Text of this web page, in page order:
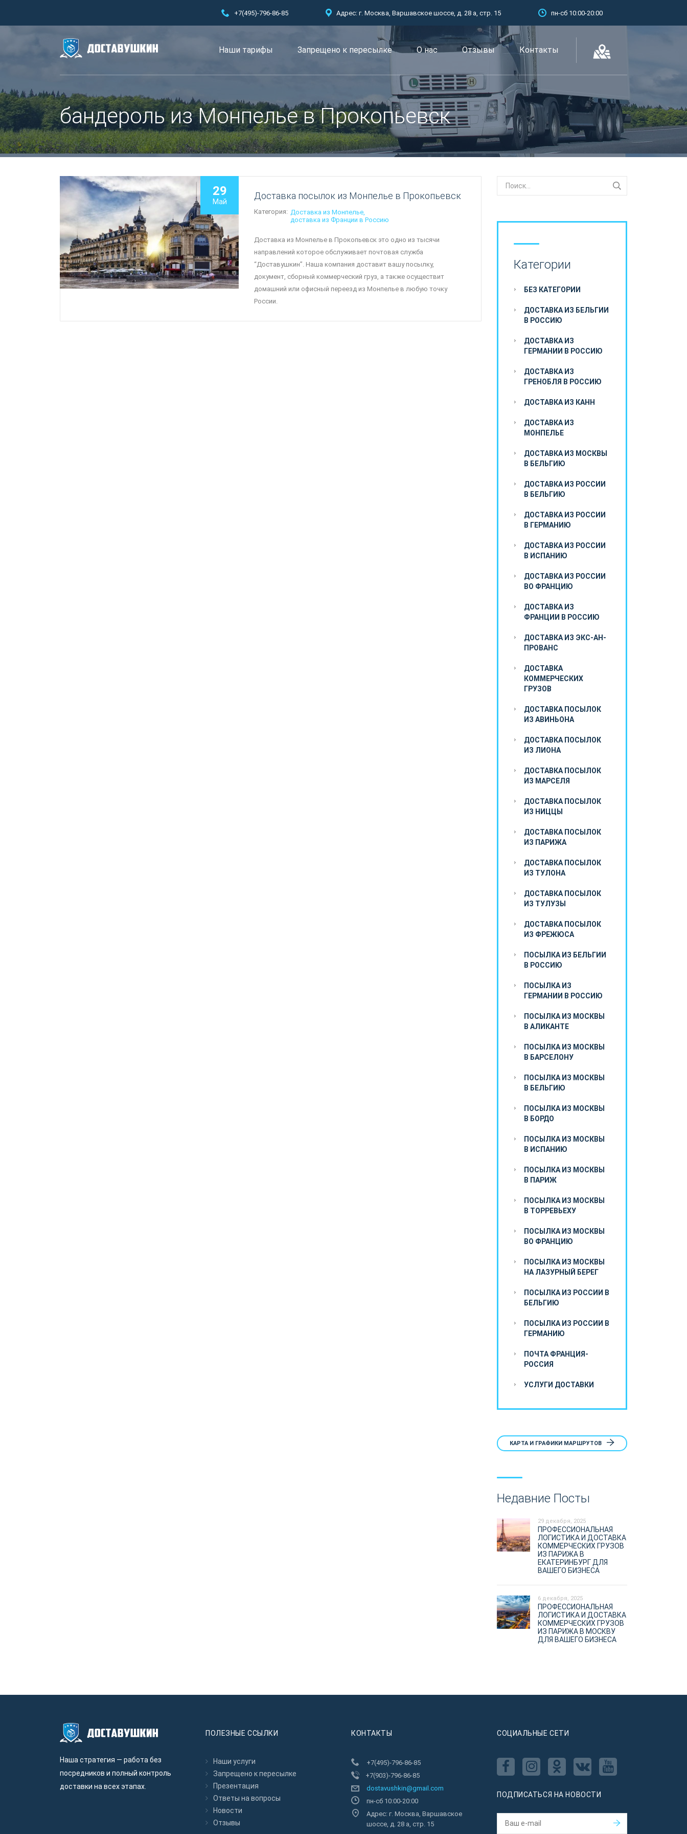
+7(495)-796-86-85 Адрес: г. Москва, Варшавское шоссе, д. 28 а, стр. 15 пн-сб 10:00-20:00
Наши тарифы Запрещено к пересылкe О нас Отзывы Контакты
бандероль из Монпелье в Прокопьевск
29
Май
Доставка посылок из Монпелье в Прокопьевск
Категория: Доставка из Монпелье
доставка из Франции в Россию
Доставка из Монпелье в Прокопьевск это одно из тысячи
направлений которое обслуживает почтовая служба
“Доставушкин”. Наша компания доставит вашу посылку,
документ, сборный коммерческий груз, а также осуществит
домашний или офисный переезд из Монпелье в любую точку
России.
Категории
БЕЗ КАТЕГОРИИ
ДОСТАВКА ИЗ БЕЛЬГИИ
В РОССИЮ
ДОСТАВКА ИЗ
ГЕРМАНИИ В РОССИЮ
ДОСТАВКА ИЗ
ГРЕНОБЛЯ В РОССИЮ
ДОСТАВКА ИЗ КАНН
ДОСТАВКА ИЗ
МОНПЕЛЬЕ
ДОСТАВКА ИЗ МОСКВЫ
В БЕЛЬГИЮ
ДОСТАВКА ИЗ РОССИИ
В БЕЛЬГИЮ
ДОСТАВКА ИЗ РОССИИ
В ГЕРМАНИЮ
ДОСТАВКА ИЗ РОССИИ
В ИСПАНИЮ
ДОСТАВКА ИЗ РОССИИ
ВО ФРАНЦИЮ
ДОСТАВКА ИЗ
ФРАНЦИИ В РОССИЮ
ДОСТАВКА ИЗ ЭКС-АН-
ПРОВАНС
ДОСТАВКА
КОММЕРЧЕСКИХ
ГРУЗОВ
ДОСТАВКА ПОСЫЛОК
ИЗ АВИНЬОНА
ДОСТАВКА ПОСЫЛОК
ИЗ ЛИОНА
ДОСТАВКА ПОСЫЛОК
ИЗ МАРСЕЛЯ
ДОСТАВКА ПОСЫЛОК
ИЗ НИЦЦЫ
ДОСТАВКА ПОСЫЛОК
ИЗ ПАРИЖА
ДОСТАВКА ПОСЫЛОК
ИЗ ТУЛОНА
ДОСТАВКА ПОСЫЛОК
ИЗ ТУЛУЗЫ
ДОСТАВКА ПОСЫЛОК
ИЗ ФРЕЖЮСА
ПОСЫЛКА ИЗ БЕЛЬГИИ
В РОССИЮ
ПОСЫЛКА ИЗ
ГЕРМАНИИ В РОССИЮ
ПОСЫЛКА ИЗ МОСКВЫ
В АЛИКАНТЕ
ПОСЫЛКА ИЗ МОСКВЫ
В БАРСЕЛОНУ
ПОСЫЛКА ИЗ МОСКВЫ
В БЕЛЬГИЮ
ПОСЫЛКА ИЗ МОСКВЫ
В БОРДО
ПОСЫЛКА ИЗ МОСКВЫ
В ИСПАНИЮ
ПОСЫЛКА ИЗ МОСКВЫ
В ПАРИЖ
ПОСЫЛКА ИЗ МОСКВЫ
В ТОРРЕВЬЕХУ
ПОСЫЛКА ИЗ МОСКВЫ
ВО ФРАНЦИЮ
ПОСЫЛКА ИЗ МОСКВЫ
НА ЛАЗУРНЫЙ БЕРЕГ
ПОСЫЛКА ИЗ РОССИИ В
БЕЛЬГИЮ
ПОСЫЛКА ИЗ РОССИИ В
ГЕРМАНИЮ
ПОЧТА ФРАНЦИЯ-
РОССИЯ
УСЛУГИ ДОСТАВКИ
КАРТА И ГРАФИКИ МАРШРУТОВ
Недавние Посты
29 декабря, 2025
ПРОФЕССИОНАЛЬНАЯ
ЛОГИСТИКА И ДОСТАВКА
КОММЕРЧЕСКИХ ГРУЗОВ
ИЗ ПАРИЖА В
ЕКАТЕРИНБУРГ ДЛЯ
ВАШЕГО БИЗНЕСА
6 декабря, 2025
ПРОФЕССИОНАЛЬНАЯ
ЛОГИСТИКА И ДОСТАВКА
КОММЕРЧЕСКИХ ГРУЗОВ
ИЗ ПАРИЖА В МОСКВУ
ДЛЯ ВАШЕГО БИЗНЕСА
Наша стратегия — работа без
посредников и полный контроль
доставки на всех этапах.
ПОЛЕЗНЫЕ ССЫЛКИ
Наши услуги
Запрещено к пересылкe
Презентация
Ответы на вопросы
Новости
Отзывы
КОНТАКТЫ
+7(495)-796-86-85
+7(903)-796-86-85
dostavushkin@gmail.com
пн-сб 10:00-20:00
Адрес: г. Москва, Варшавское
шоссе, д. 28 а, стр. 15
CОЦИАЛЬНЫЕ СЕТИ
ПОДПИСАТЬСЯ НА НОВОСТИ